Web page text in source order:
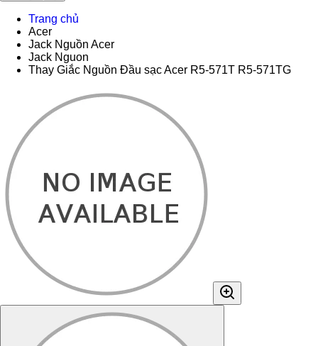
Trang chủ
Acer
Jack Nguồn Acer
Jack Nguon
Thay Giắc Nguồn Đầu sạc Acer R5-571T R5-571TG